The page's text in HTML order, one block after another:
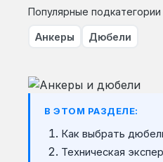
Популярные подкатегории
Анкеры Дюбели
В ЭТОМ РАЗДЕЛЕ:
Как выбрать
Техническая